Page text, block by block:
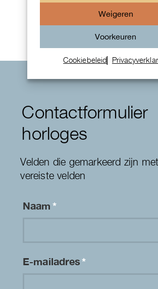
Weigeren
Voorkeuren
Cookiebeleid
Rolex Oyster
Contactformulier
horloges
Velden die gemarkeerd zijn
vereiste velden
Naam*
E-mailadres*